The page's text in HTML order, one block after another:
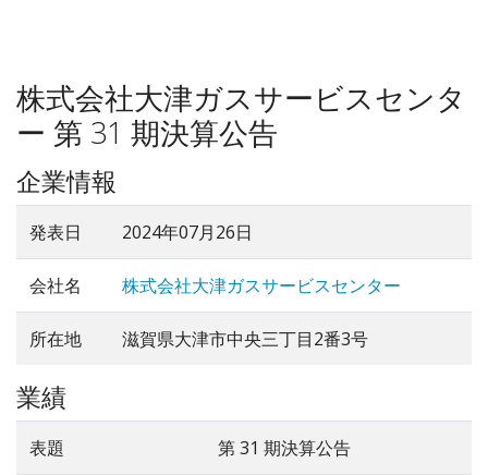
株式会社大津ガスサービスセンタ
ー 第 31 期決算公告
企業情報
発表日 2024年07月26日
会社名 株式会社大津ガスサービスセンター
所在地 滋賀県大津市中央三丁目2番3号
業績
表題 第 31 期決算公告